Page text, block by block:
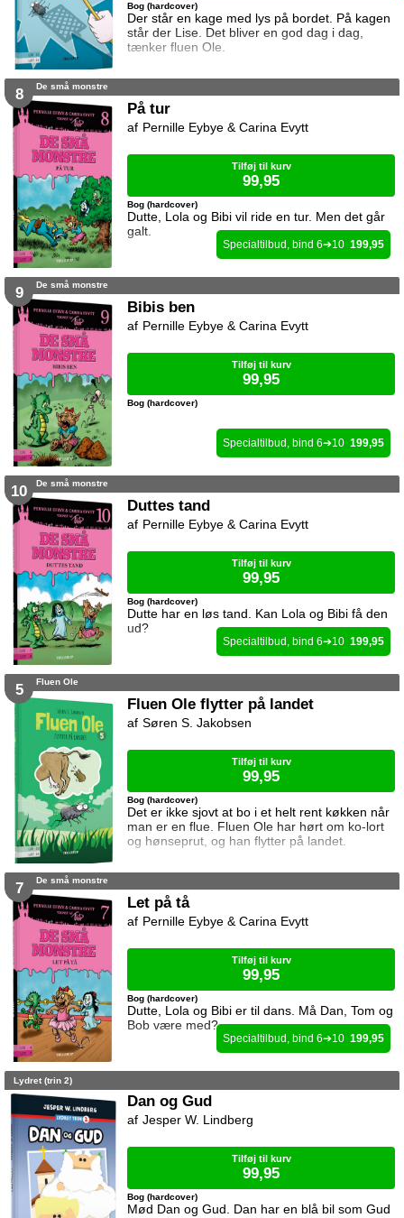
Der står en kage med lys på bordet. På kagen
står der Lise. Det bliver en god dag i dag,
tænker fluen Ole.
Bog (hardcover)
8 De små monstre
På tur
Dutte, Lola og Bibi vil ride en tur. Men det går
galt.
Bog (hardcover)
Pernille Eybye & Carina Evytt
Tilføj til kurv
99,95
6 10 199,95
9 De små monstre
Bibis ben
Bog (hardcover)
Pernille Eybye & Carina Evytt
Tilføj til kurv
99,95
6 10 199,95
10 De små monstre
Duttes tand
Dutte har en løs tand. Kan Lola og Bibi få den
ud?
Bog (hardcover)
Pernille Eybye & Carina Evytt
Tilføj til kurv
99,95
6 10 199,95
5 Fluen Ole
Fluen Ole flytter på landet
Det er ikke sjovt at bo i et helt rent køkken når
man er en flue. Fluen Ole har hørt om ko-lort
og hønseprut, og han flytter på landet.
Bog (hardcover)
Søren S. Jakobsen
Tilføj til kurv
99,95
7 De små monstre
Let på tå
Dutte, Lola og Bibi er til dans. Må Dan, Tom og
Bob være med?
Bog (hardcover)
Pernille Eybye & Carina Evytt
Tilføj til kurv
99,95
6 10 199,95
Lydret (trin 2)
Dan og Gud
Mød Dan og Gud. Dan har en blå bil som Gud
Bog (hardcover)
Jesper W. Lindberg
Tilføj til kurv
99,95